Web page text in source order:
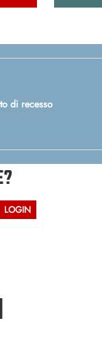
di recesso
LOGIN